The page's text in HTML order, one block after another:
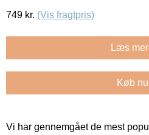
749 kr. (Vis fragtpris)
Læs
Køb
Vi har gennemgået de mest